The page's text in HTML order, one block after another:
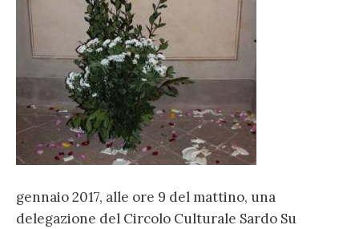
gennaio 2017, alle ore 9 del mattino, una
delegazione del Circolo Culturale Sardo Su